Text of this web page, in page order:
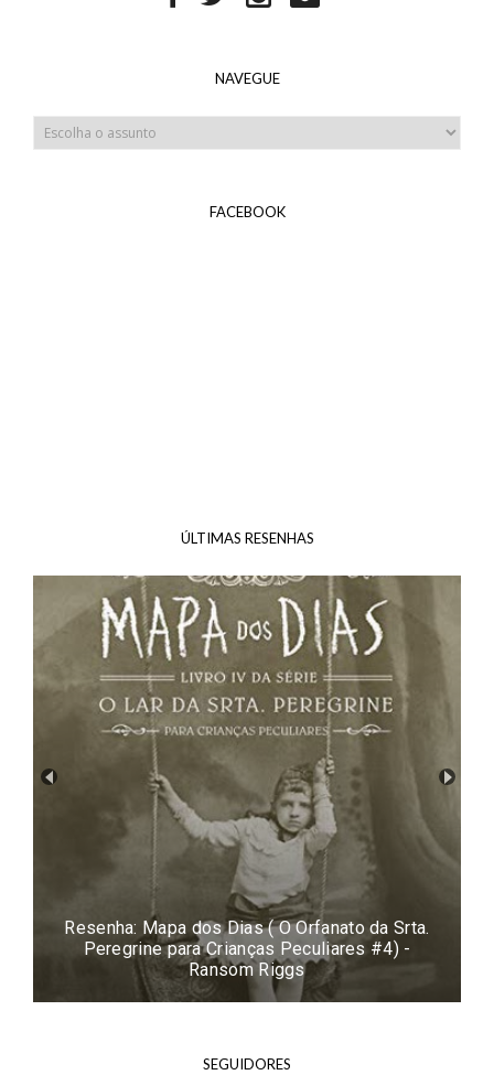
NAVEGUE
FACEBOOK
ÚLTIMAS RESENHAS
Resenha: O Lado Feio do Amor - Colleen
Hoover
SEGUIDORES